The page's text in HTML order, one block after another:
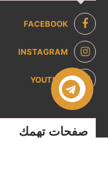
FACEBOOK
INSTAGRAM
YOUTUBE
صفحات تهمك